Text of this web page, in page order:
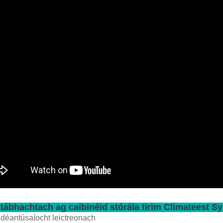
ag caibinéid stórála tirim Climateest
leictreonach